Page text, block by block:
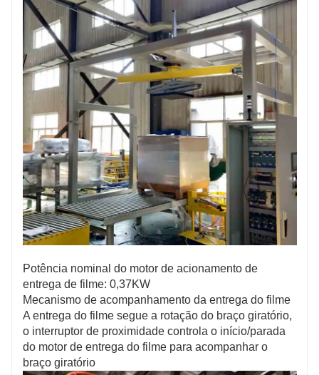
Potência nominal do motor de acionamento de
entrega de filme: 0,37KW
Mecanismo de acompanhamento da entrega do filme
A entrega do filme segue a rotação do braço giratório,
o interruptor de proximidade controla o início/parada
do motor de entrega do filme para acompanhar o
braço giratório